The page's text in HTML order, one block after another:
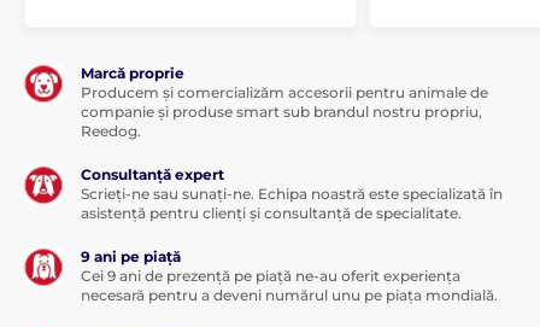
Marcă proprie
Producem și comercializăm accesorii pentru animale de
companie și produse smart sub brandul nostru propriu,
Reedog.
Consultanță expert
Scrieți-ne sau sunați-ne. Echipa noastră este specializată în
asistență pentru clienți și consultanță de specialitate.
9 ani pe piață
Cei 9 ani de prezență pe piață ne-au oferit experiența
necesară pentru a deveni numărul unu pe piața mondială.